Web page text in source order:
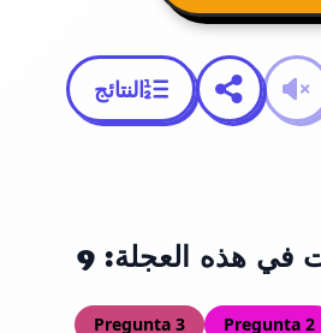
النتائج
في هذه العجلة: 9
Pregunta 2
Pregunta 3